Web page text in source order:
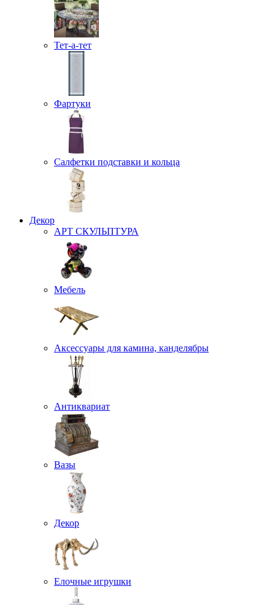
Тет-а-тет
Фартуки
Салфетки подставки и кольца
Декор
АРТ СКУЛЬПТУРА
Мебель
Аксессуары для камина, канделябры
Антиквариат
Вазы
Декор
Елочные игрушки